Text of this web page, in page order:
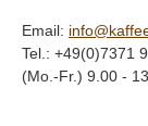
Email:
Tel.: +49(0)7371
(Mo.-Fr.) 9.00 -